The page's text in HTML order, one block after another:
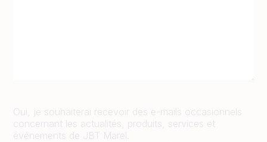
Oui, je souhaiterai recevoir des e-mails occasionnels
concernant les actualités, produits, services et
événements de JBT Marel.